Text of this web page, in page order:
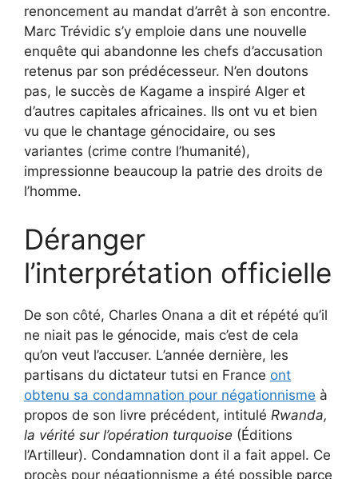
renoncement au mandat d’arrêt à son encontre.
Marc Trévidic s’y emploie dans une nouvelle
enquête qui abandonne les chefs d’accusation
retenus par son prédécesseur. N’en doutons
pas, le succès de Kagame a inspiré Alger et
d’autres capitales africaines. Ils ont vu et bien
vu que le chantage génocidaire, ou ses
variantes (crime contre l’humanité),
impressionne beaucoup la patrie des droits de
l’homme.
Déranger
l’interprétation officielle
De son côté, Charles Onana a dit et répété qu’il
ne niait pas le génocide, mais c’est de cela
qu’on veut l’accuser. L’année dernière, les
partisans du dictateur tutsi en France ont
obtenu sa condamnation pour négationnisme à
propos de son livre précédent, intitulé Rwanda,
la vérité sur l’opération turquoise (Éditions
l’Artilleur). Condamnation dont il a fait appel. Ce
procès pour négationnisme a été possible parce